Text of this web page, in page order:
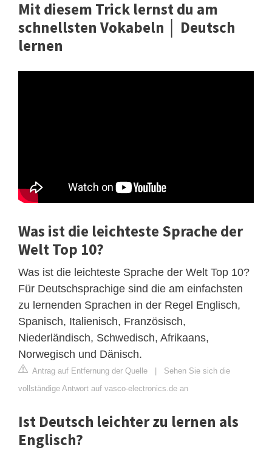
Mit diesem Trick lernst du am
schnellsten Vokabeln │ Deutsch
lernen
Was ist die leichteste Sprache der
Welt Top 10?
Was ist die leichteste Sprache der Welt Top 10?
Für Deutschsprachige sind die am einfachsten
zu lernenden Sprachen in der Regel Englisch,
Spanisch, Italienisch, Französisch,
Niederländisch, Schwedisch, Afrikaans,
Norwegisch und Dänisch.
Antrag auf Entfernung der Quelle | Sehen Sie sich die
vollständige Antwort auf vasco-electronics.de an
Ist Deutsch leichter zu lernen als
Englisch?